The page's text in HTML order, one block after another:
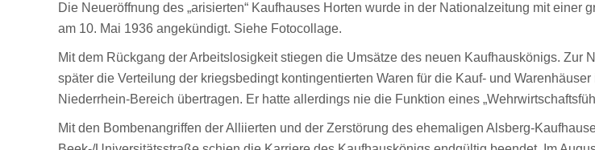
Die Neueröffnung des „arisierten“ Kaufhauses Horten wurde in der Nationalzeitung mit einer
am 10. Mai 1936 angekündigt. Siehe Fotocollage.
Mit dem Rückgang der Arbeitslosigkeit stiegen die Umsätze des neuen Kaufhauskönigs. Zur
später die Verteilung der kriegsbedingt kontingentierten Waren für die Kauf- und Warenhäuser
Niederrhein-Bereich übertragen. Er hatte allerdings nie die Funktion eines
Mit den Bombenangriffen der Alliierten und der Zerstörung des ehemaligen Alsberg-